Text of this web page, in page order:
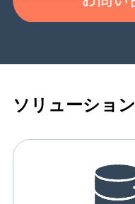
ソリューション